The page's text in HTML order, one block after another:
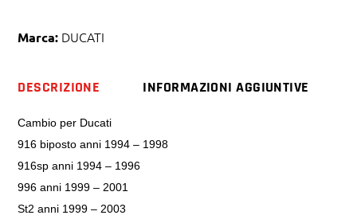
Marca: DUCATI
DESCRIZIONE INFORMAZIONI AGGIUNTIVE
Cambio per Ducati
916 biposto anni 1994 – 1998
916sp anni 1994 – 1996
996 anni 1999 – 2001
St2 anni 1999 – 2003